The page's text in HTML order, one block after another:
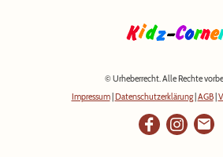
© Urheberrecht. Alle Rechte
Impressum| Datenschutzerklärung| AGB|